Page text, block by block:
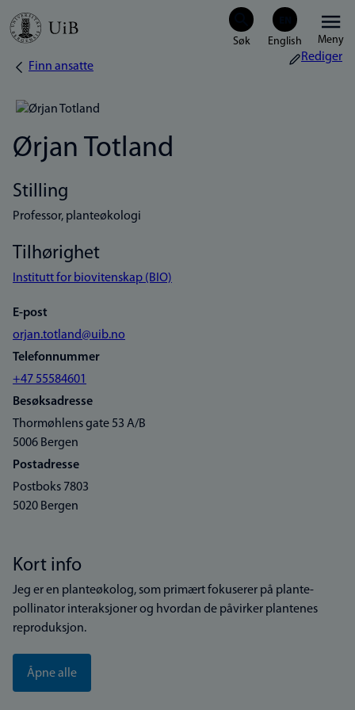
Hopp
Meny
Navigasjonssti
Finn ansatte
Rediger
Ørjan Totland
Stilling
Professor, planteøkologi
Tilhørighet
Institutt for biovitenskap (BIO)
E-post
orjan.totland@uib.no
Telefonnummer
+47 55584601
Besøksadresse
Thormøhlens gate 53 A/B
5006 Bergen
Postadresse
Postboks 7803
5020 Bergen
Kort info
Jeg er en planteøkolog, som primært fokuserer på plante-
pollinator interaksjoner og hvordan de påvirker plantenes
reproduksjon.
Åpne alle